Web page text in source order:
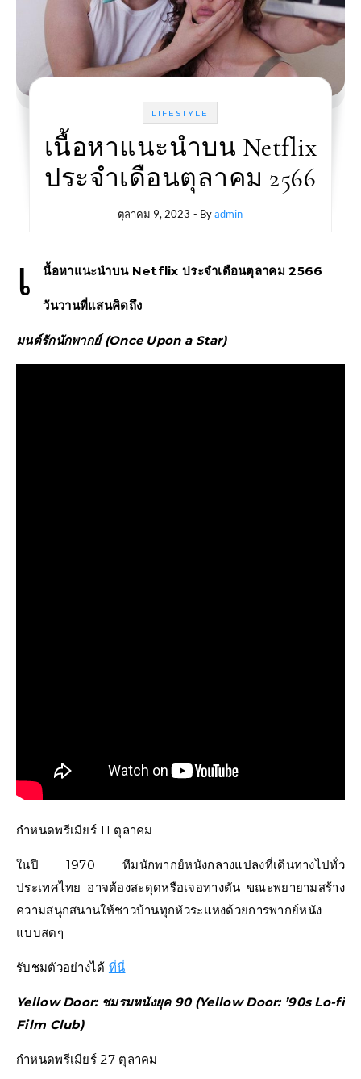
LIFESTYLE
เนื้อหาแนะนำบน Netflix
ประจำเดือนตุลาคม 2566
ตุลาคม 9, 2023 - Byadmin
เ นื้อหาแนะนำบน Netflix ประจำเดือนตุลาคม 2566
วันวานที่แสนคิดถึง
มนต์รักนักพากย์ (Once Upon a Star)
กำหนดพรีเมียร์ 11 ตุลาคม
ในปี 1970 ทีมนักพากย์หนังกลางแปลงที่เดินทางไปทั่ว
ประเทศไทย อาจต้องสะดุดหรือเจอทางตัน ขณะพยายามสร้าง
ความสนุกสนานให้ชาวบ้านทุกหัวระแหงด้วยการพากย์หนัง
แบบสดๆ
รับชมตัวอย่างได้ ที่นี่
Yellow Door: ชมรมหนังยุค 90 (Yellow Door: ’90s Lo-fi
Film Club)
กำหนดพรีเมียร์ 27 ตุลาคม